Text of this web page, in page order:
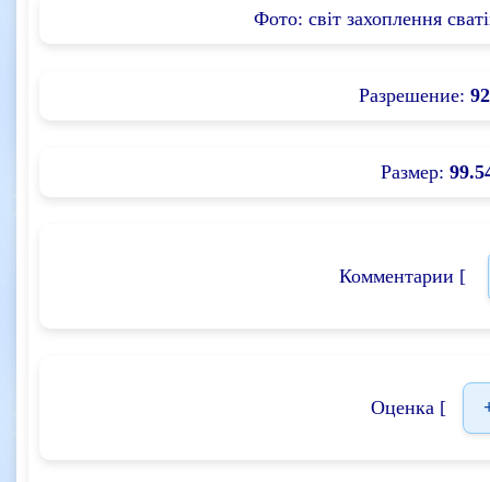
Фото: світ захоплення
Разрешение:
Размер:
Комментарии [
Оценка [